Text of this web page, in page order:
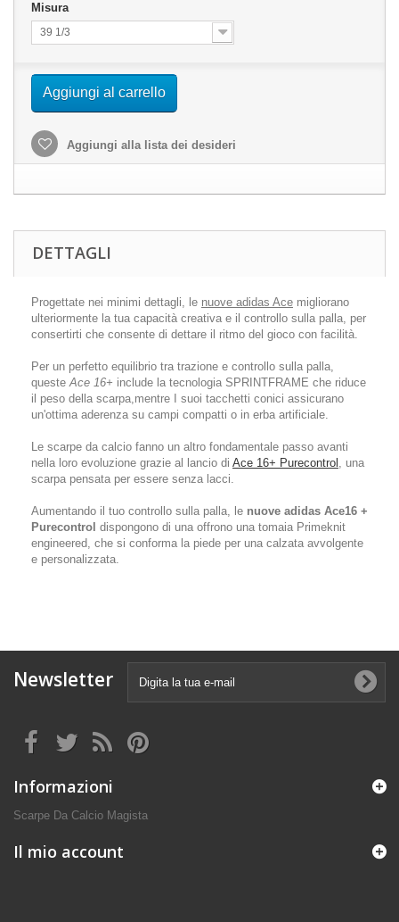
Misura
39 1/3
Aggiungi al carrello
Aggiungi alla lista dei desideri
DETTAGLI
Progettate nei minimi dettagli, le nuove adidas Ace migliorano
ulteriormente la tua capacità creativa e il controllo sulla palla, per
consertirti che consente di dettare il ritmo del gioco con facilità.
Per un perfetto equilibrio tra trazione e controllo sulla palla,
questeAce 16+ include la tecnologia SPRINTFRAME che riduce
il peso della scarpa,mentre I suoi tacchetti conici assicurano
un'ottima aderenza su campi compatti o in erba artificiale.
Le scarpe da calcio fanno un altro fondamentale passo avanti
nella loro evoluzione grazie al lancio di Ace 16+ Purecontrol , una
scarpa pensata per essere senza lacci.
Aumentando il tuo controllo sulla palla, le nuove adidas Ace16 +
Purecontrol dispongono di una offrono una tomaia Primeknit
engineered, che si conforma la piede per una calzata avvolgente
e personalizzata.
Newsletter
Informazioni
Scarpe Da Calcio Magista
Il mio account